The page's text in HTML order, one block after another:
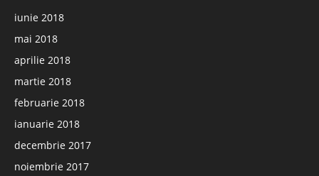
iunie 2018
mai 2018
aprilie 2018
martie 2018
februarie 2018
ianuarie 2018
decembrie 2017
noiembrie 2017